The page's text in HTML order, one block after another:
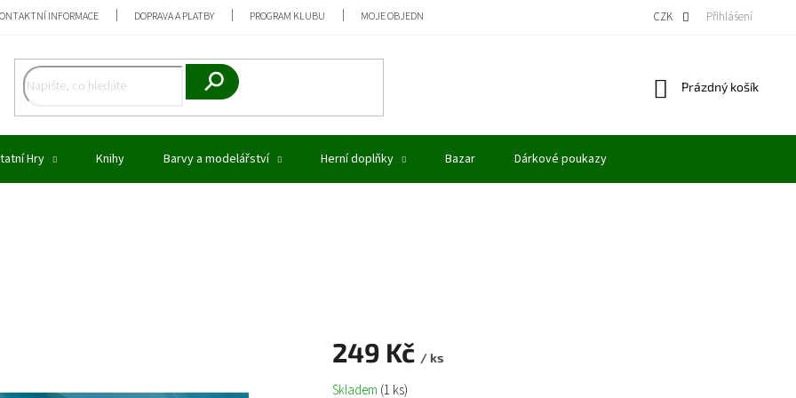
INFORMACE DOPRAVA A PLATBY PROGRAM KLUBU MOJE OBJEDNÁVKA VÝKUP MODELŮ
CZK Přihlášení
Nákupní
Prázdný košík
Hry Knihy Barvy a modelářství Herní doplňky Bazar Dárkové poukazy
249 Kč / ks
Měrná
Skladem (1 ks)